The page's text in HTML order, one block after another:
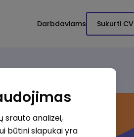
Darbdaviams Sukurti CV
srauto analizei,
būtini slapukai yra